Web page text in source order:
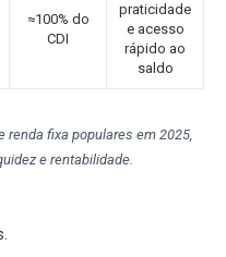
≈100% do
CDI
praticidade
e acesso
rápido ao
saldo
renda fixa populares em 2025,
e rentabilidade.